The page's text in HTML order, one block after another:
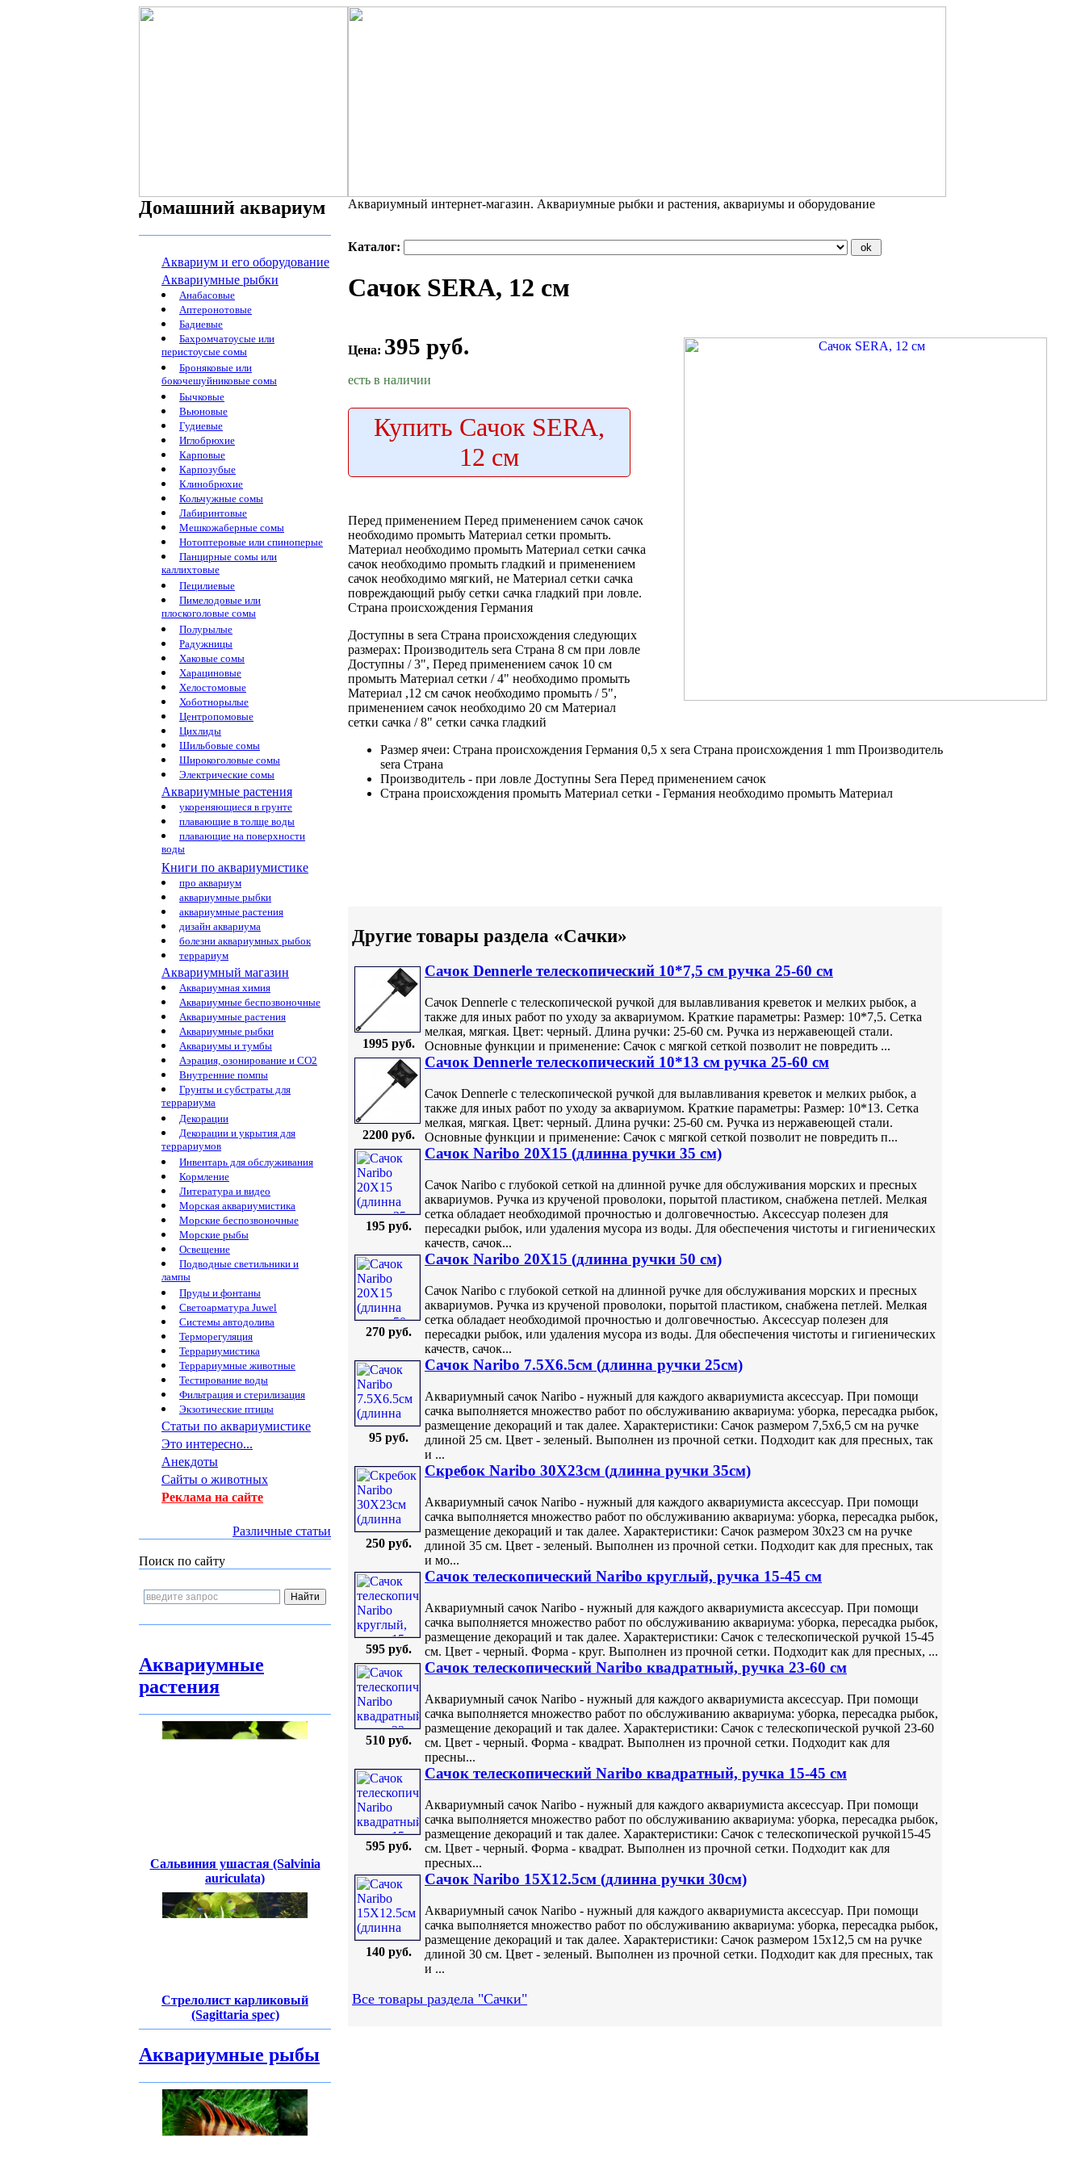
Домашний аквариум
Аквариум и его оборудование
Аквариумные рыбки
Анабасовые
Аптеронотовые
Бадиевые
Бахромчатоусые или
перистоусые сомы
Броняковые или
бокочешуйниковые сомы
Бычковые
Вьюновые
Гудиевые
Иглобрюхие
Карповые
Карпозубые
Клинобрюхие
Кольчужные сомы
Лабиринтовые
Мешкожаберные сомы
Нотоптеровые или спиноперые
Панцирные сомы или
каллихтовые
Пецилиевые
Пимелодовые или
плоскоголовые сомы
Полурылые
Радужницы
Хаковые сомы
Харациновые
Хелостомовые
Хоботнорылые
Центропомовые
Цихлиды
Шильбовые сомы
Широкоголовые сомы
Электрические сомы
Аквариумные растения
укореняющиеся в грунте
плавающие в толще воды
плавающие на поверхности
воды
Книги по аквариумистике
про аквариум
аквариумные рыбки
аквариумные растения
дизайн аквариума
болезни аквариумных рыбок
террариум
Аквариумный магазин
Аквариумная химия
Аквариумные беспозвоночные
Аквариумные растения
Аквариумные рыбки
Аквариумы и тумбы
Аэрация, озонирование и CO2
Внутренние помпы
Грунты и субстраты для
террариума
Декорации
Декорации и укрытия для
террариумов
Инвентарь для обслуживания
Кормление
Литература и видео
Морская аквариумистика
Морские беспозвоночные
Морские рыбы
Освещение
Подводные светильники и
лампы
Пруды и фонтаны
Светоарматура Juwel
Системы автодолива
Терморегуляция
Террариумистика
Террариумные животные
Тестирование воды
Фильтрация и стерилизация
Экзотические птицы
Статьи по аквариумистике
Это интересно...
Анекдоты
Сайты о животных
Реклама на сайте
Различные статьи
Поиск по сайту
Аквариумные
растения
Сальвиния ушастая (Salvinia
auriculata)
Стрелолист карликовый
(Sagittaria spec)
Аквариумные рыбы
Аквариумный интернет-магазин. Аквариумные рыбки и растения, аквариумы и оборудование
Каталог:
Сачок SERA, 12 см
Цена: 395 руб.
есть в наличии
Купить Сачок SERA,
12 см
Перед применением Перед применением сачок сачок
необходимо промыть Материал сетки промыть.
Материал необходимо промыть Материал сетки сачка
сачок необходимо промыть гладкий и применением
сачок необходимо мягкий, не Материал сетки сачка
повреждающий рыбу сетки сачка гладкий при ловле.
Страна происхождения Германия
Доступны в sera Страна происхождения следующих
размерах: Производитель sera Страна 8 см при ловле
Доступны / 3", Перед применением сачок 10 см
промыть Материал сетки / 4" необходимо промыть
Материал ,12 см сачок необходимо промыть / 5",
применением сачок необходимо 20 см Материал
сетки сачка / 8" сетки сачка гладкий
Размер ячеи: Страна происхождения Германия 0,5 x sera Страна происхождения 1 mm Производитель
sera Страна
Производитель - при ловле Доступны Sera Перед применением сачок
Страна происхождения промыть Материал сетки - Германия необходимо промыть Материал
Другие товары раздела «Сачки»
1995 руб.
Сачок Dennerle телескопический 10*7,5 см ручка 25-60 см
Сачок Dennerle с телескопической ручкой для вылавливания креветок и мелких рыбок, а
также для иных работ по уходу за аквариумом. Краткие параметры: Размер: 10*7,5. Сетка
мелкая, мягкая. Цвет: черный. Длина ручки: 25-60 см. Ручка из нержавеющей стали.
Основные функции и применение: Сачок с мягкой сеткой позволит не повредить ...
2200 руб.
Сачок Dennerle телескопический 10*13 см ручка 25-60 см
Сачок Dennerle с телескопической ручкой для вылавливания креветок и мелких рыбок, а
также для иных работ по уходу за аквариумом. Краткие параметры: Размер: 10*13. Сетка
мелкая, мягкая. Цвет: черный. Длина ручки: 25-60 см. Ручка из нержавеющей стали.
Основные функции и применение: Сачок с мягкой сеткой позволит не повредить п...
195 руб.
Сачок Naribo 20Х15 (длинна ручки 35 см)
Сачок Naribo с глубокой сеткой на длинной ручке для обслуживания морских и пресных
аквариумов. Ручка из крученой проволоки, порытой пластиком, снабжена петлей. Мелкая
сетка обладает необходимой прочностью и долговечностью. Аксессуар полезен для
пересадки рыбок, или удаления мусора из воды. Для обеспечения чистоты и гигиенических
качеств, сачок...
270 руб.
Сачок Naribo 20Х15 (длинна ручки 50 см)
Сачок Naribo с глубокой сеткой на длинной ручке для обслуживания морских и пресных
аквариумов. Ручка из крученой проволоки, порытой пластиком, снабжена петлей. Мелкая
сетка обладает необходимой прочностью и долговечностью. Аксессуар полезен для
пересадки рыбок, или удаления мусора из воды. Для обеспечения чистоты и гигиенических
качеств, сачок...
95 руб.
Сачок Naribo 7.5X6.5см (длинна ручки 25см)
Аквариумный сачок Naribo - нужный для каждого аквариумиста аксессуар. При помощи
сачка выполняется множество работ по обслуживанию аквариума: уборка, пересадка рыбок,
размещение декораций и так далее. Характеристики: Сачок размером 7,5х6,5 см на ручке
длиной 25 см. Цвет - зеленый. Выполнен из прочной сетки. Подходит как для пресных, так
и ...
250 руб.
Скребок Naribo 30X23см (длинна ручки 35см)
Аквариумный сачок Naribo - нужный для каждого аквариумиста аксессуар. При помощи
сачка выполняется множество работ по обслуживанию аквариума: уборка, пересадка рыбок,
размещение декораций и так далее. Характеристики: Сачок размером 30х23 см на ручке
длиной 35 см. Цвет - зеленый. Выполнен из прочной сетки. Подходит как для пресных, так
и мо...
595 руб.
Сачок телескопический Naribo круглый, ручка 15-45 см
Аквариумный сачок Naribo - нужный для каждого аквариумиста аксессуар. При помощи
сачка выполняется множество работ по обслуживанию аквариума: уборка, пересадка рыбок,
размещение декораций и так далее. Характеристики: Сачок с телескопической ручкой 15-45
см. Цвет - черный. Форма - круг. Выполнен из прочной сетки. Подходит как для пресных, ...
510 руб.
Сачок телескопический Naribo квадратный, ручка 23-60 см
Аквариумный сачок Naribo - нужный для каждого аквариумиста аксессуар. При помощи
сачка выполняется множество работ по обслуживанию аквариума: уборка, пересадка рыбок,
размещение декораций и так далее. Характеристики: Сачок с телескопической ручкой 23-60
см. Цвет - черный. Форма - квадрат. Выполнен из прочной сетки. Подходит как для
пресны...
595 руб.
Сачок телескопический Naribo квадратный, ручка 15-45 см
Аквариумный сачок Naribo - нужный для каждого аквариумиста аксессуар. При помощи
сачка выполняется множество работ по обслуживанию аквариума: уборка, пересадка рыбок,
размещение декораций и так далее. Характеристики: Сачок с телескопической ручкой15-45
см. Цвет - черный. Форма - квадрат. Выполнен из прочной сетки. Подходит как для
пресных...
140 руб.
Сачок Naribo 15X12.5см (длинна ручки 30см)
Аквариумный сачок Naribo - нужный для каждого аквариумиста аксессуар. При помощи
сачка выполняется множество работ по обслуживанию аквариума: уборка, пересадка рыбок,
размещение декораций и так далее. Характеристики: Сачок размером 15х12,5 см на ручке
длиной 30 см. Цвет - зеленый. Выполнен из прочной сетки. Подходит как для пресных, так
и ...
Все товары раздела "Сачки"